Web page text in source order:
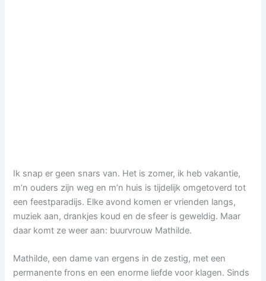
Ik snap er geen snars van. Het is zomer, ik heb vakantie,
m’n ouders zijn weg en m’n huis is tijdelijk omgetoverd tot
een feestparadijs. Elke avond komen er vrienden langs,
muziek aan, drankjes koud en de sfeer is geweldig. Maar
daar komt ze weer aan: buurvrouw Mathilde.
Mathilde, een dame van ergens in de zestig, met een
permanente frons en een enorme liefde voor klagen. Sinds